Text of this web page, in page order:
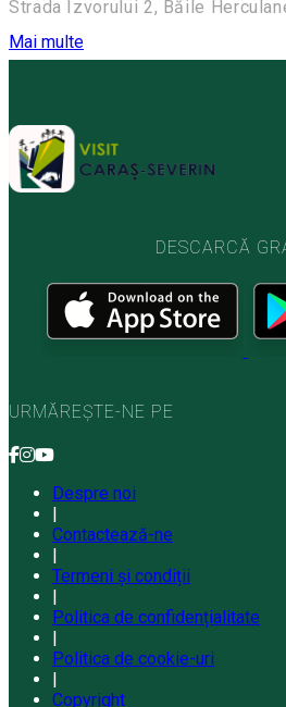
Strada Izvorului 2, Băile
Mai multe
DESCARCĂ
URMĂREȘTE-NE PE
Despre noi
Contactează-ne
Termeni și condiții
Politica de confidențialitate
Politica de cookie-uri
Copyright